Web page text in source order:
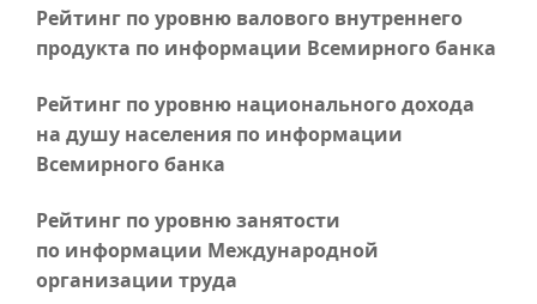
Рейтинг по уровню валового внутреннего
продукта по информации Всемирного банка
Рейтинг по уровню национального дохода
на душу населения по информации
Всемирного банка
Рейтинг по уровню занятости
по информации Международной
организации труда